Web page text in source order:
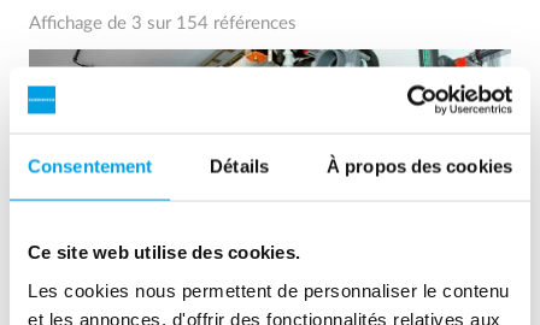
Consentement Détails À propos des cookies
Ce site web utilise des cookies.
Les cookies nous permettent de personnaliser le contenu
et les annonces, d'offrir des fonctionnalités relatives aux
Affichage de 3 sur 154 références